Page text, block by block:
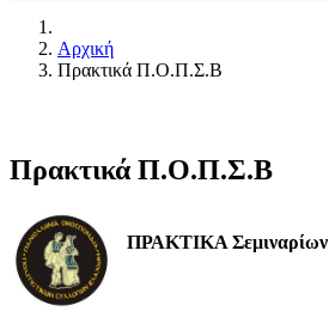
Αρχική
Πρακτικά Π.Ο.Π.Σ.Β
Πρακτικά Π.Ο.Π.Σ.Β
ΠΡΑΚΤΙΚΑ